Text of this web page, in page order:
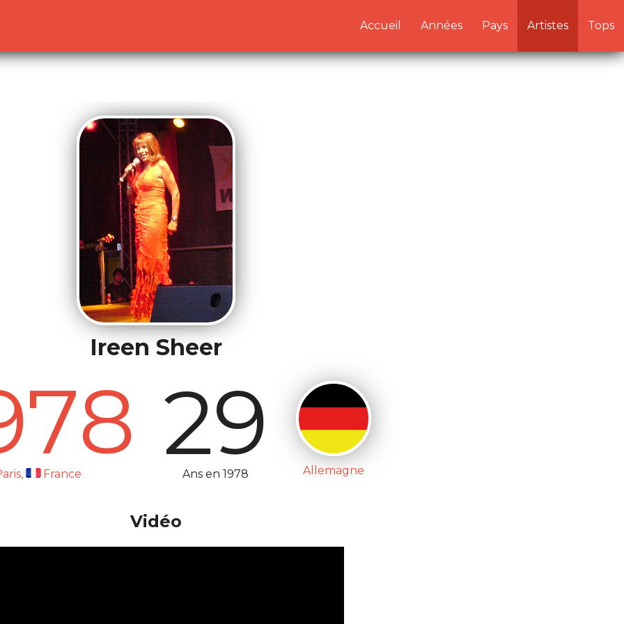
sent by (output started at /home/dekoh/eurovision/artistes.php:1) in
Tops
Artistes
Pays
Années
Accueil
Ireen Sheer
France 29
Ans en 1978 Allemagne
Vidéo